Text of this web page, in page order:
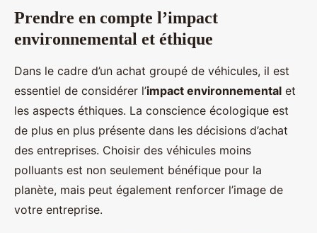
Prendre en compte l’impact
environnemental et éthique
Dans le cadre d’un achat groupé de véhicules, il est
essentiel de considérer l’impact environnemental et
les aspects éthiques. La conscience écologique est
de plus en plus présente dans les décisions d’achat
des entreprises. Choisir des véhicules moins
polluants est non seulement bénéfique pour la
planète, mais peut également renforcer l’image de
votre entreprise.